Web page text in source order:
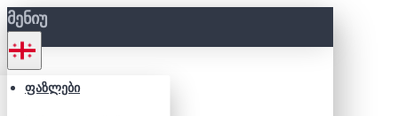
ᲛᲔᲜᲘᲣ
ᲤᲐᲖᲚᲔᲑᲘ